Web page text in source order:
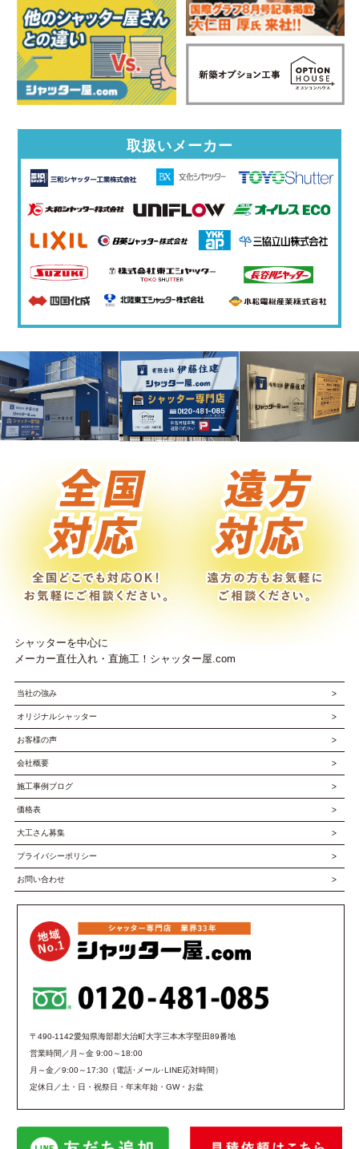
取扱いメーカー
シャッターを中心に
メーカー直仕入れ・直施工！シャッター屋.com
当社の強み
オリジナルシャッター
お客様の声
会社概要
施工事例ブログ
価格表
大工さん募集
プライバシーポリシー
お問い合わせ
〒490-1142愛知県海部郡大治町大字三本木字堅田89番地
営業時間／月～金 9:00～18:00
月～金／9:00～17:30（電話･メール･LINE応対時間）
定休日／土・日・祝祭日・年末年始・GW・お盆